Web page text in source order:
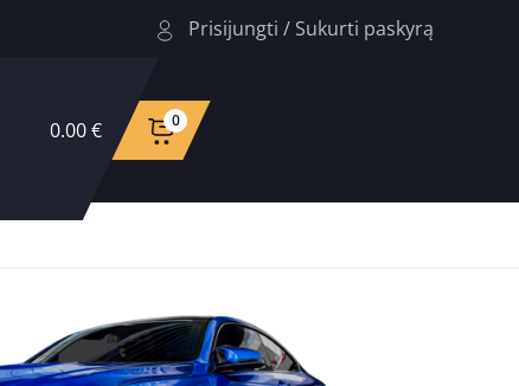
Prisijungti / Sukurti paskyrą
0.00 € 0